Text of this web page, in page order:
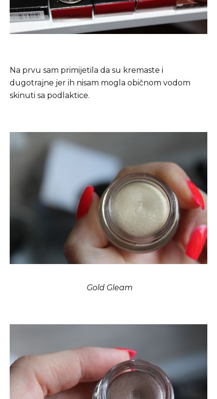
Na prvu sam primijetila da su kremaste i
dugotrajne jer ih nisam mogla običnom vodom
skinuti sa podlaktice.
Gold Gleam